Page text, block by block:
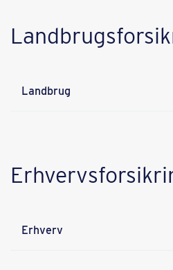
Landbrug
Erhverv